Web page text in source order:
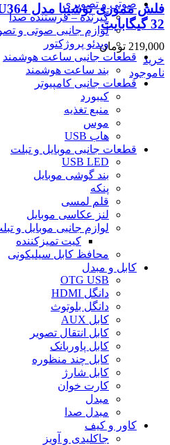
صوتی و تصویری
گیرنده – فرستنده صدا
لوازم جانبی صوتی و
ویدئو پروژکتور
قطعات جانبی ساعت هوشمند
بند ساعت هوشمند
قطعات جانبی کامپیوتر
کیبورد
منبع تغذیه
موس
هاب USB
قطعات جانبی موبایل و تبلت
USB LED
بند گوشی موبایل
پنکه
قلم لمسی
لنز عکاسی موبایل
لوازم جانبی موبایل و
کیت تمیزکننده
محافظ کابل سیلیکونی
کابل و مبدل
OTG USB
دانگل HDMI
دانگل بلوتوث
کابل AUX
کابل انتقال تصویر
کابل پاوربانک
کابل چند منظوره
کابل شارژ
کارت خوان
مبدل
مبدل صدا
کاور و کیف
جاکلیدی و آویز
32 گیگابایت
219,000 تومان
خرید
ناموجود